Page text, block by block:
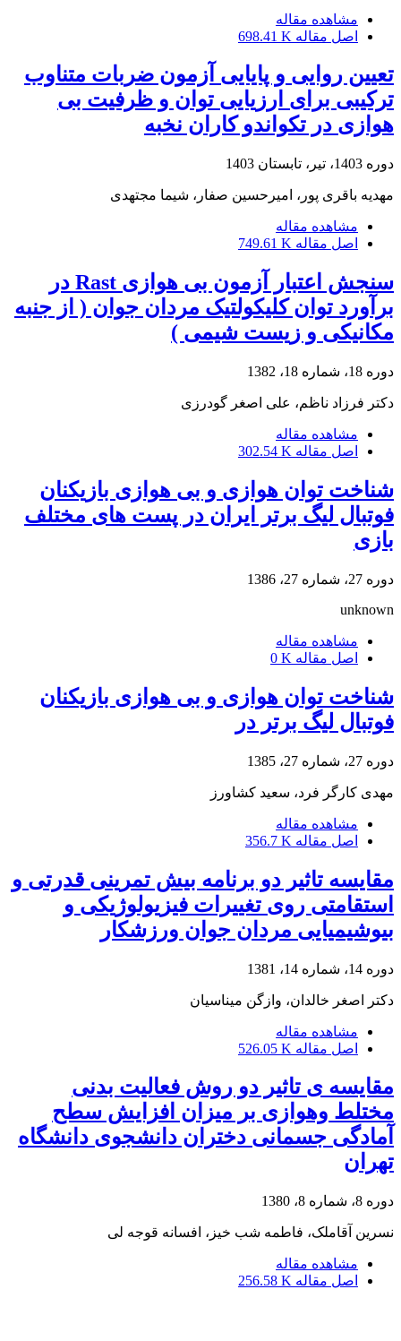
مشاهده مقاله
اصل مقاله 698.41 K
تعیین روایی و پایایی آزمون ضربات متناوب
ترکیبی برای ارزیایی توان و ظرفیت بی
هوازی در تکواندو کاران نخبه
دوره 1403، تیر، تابستان 1403
مهدیه باقری پور، امیرحسین صفار، شیما مجتهدی
مشاهده مقاله
اصل مقاله 749.61 K
سنجش اعتبار آزمون بی هوازی Rast در
برآورد توان کلیکولتیک مردان جوان ( از جنبه
مکانیکی و زیست شیمی )
دوره 18، شماره 18، 1382
دکتر فرزاد ناظم، علی اصغر گودرزی
مشاهده مقاله
اصل مقاله 302.54 K
شناخت توان هوازی و بی هوازی بازیکنان
فوتبال لیگ برتر ایران در پست های مختلف
بازی
دوره 27، شماره 27، 1386
unknown
مشاهده مقاله
اصل مقاله 0 K
شناخت توان هوازی و بی هوازی بازیکنان
فوتبال لیگ برتر در
دوره 27، شماره 27، 1385
مهدی کارگر فرد، سعید کشاورز
مشاهده مقاله
اصل مقاله 356.7 K
مقایسه تاثیر دو برنامه بیش تمرینی قدرتی و
استقامتی روی تغییرات فیزیولوژیکی و
بیوشیمیایی مردان جوان ورزشکار
دوره 14، شماره 14، 1381
دکتر اصغر خالدان، وازگن میناسیان
مشاهده مقاله
اصل مقاله 526.05 K
مقایسه ی تاثیر دو روش فعالیت بدنی
مختلط وهوازی بر میزان افزایش سطح
آمادگی جسمانی دختران دانشجوی دانشگاه
تهران
دوره 8، شماره 8، 1380
نسرین آقاملک، فاطمه شب خیز، افسانه قوجه لی
مشاهده مقاله
اصل مقاله 256.58 K